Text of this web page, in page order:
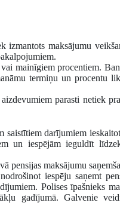
izmantots maksājumu
mainīgiem procentiem.
termiņu un procentu
parasti netiek
saistītiem darījumiem
un iespējām ieguldīt
pensijas maksājumu
iespēju saņemt
Polises īpašnieks
gadījumā. Galvenie